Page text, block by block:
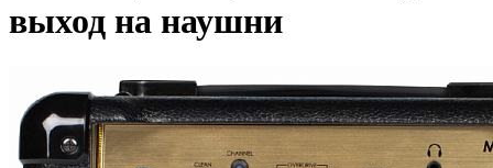
выход на наушни